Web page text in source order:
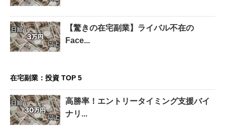
【驚きの在宅副業】ライバル不在の
Face...
在宅副業：投資 TOP 5
高勝率！エントリータイミング支援バイ
ナリ...